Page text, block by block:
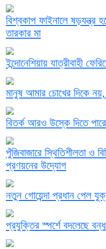
বিশ্বকাপ ফাইনালে ষড়যন্ত্র
তারকার মা
ইন্দোনেশিয়ায় যাত্রীবাহী
মানুষ আমার চোখের দিকে
বিতর্ক আরও উস্কে দিতে পারে
পুঁজিবাজারে স্থিতিশীলতা ও
প্রণয়নের উদ্যোগ
নতুন গোয়েন্দা প্রধান পেল
প্রযুক্তির স্পর্শে বদলেছে